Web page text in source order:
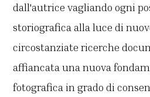
dall'autrice vagliando ogni
storiografica alla luce di
circostanziate ricerche
affiancata una nuova
fotografica in grado di